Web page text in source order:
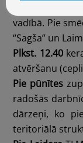
vadībā. Pie
“Sagša” un
Plkst. 12.40
atvēršanu
Pie pūnītes
radošās
dārzeņi, ko
teritoriālā